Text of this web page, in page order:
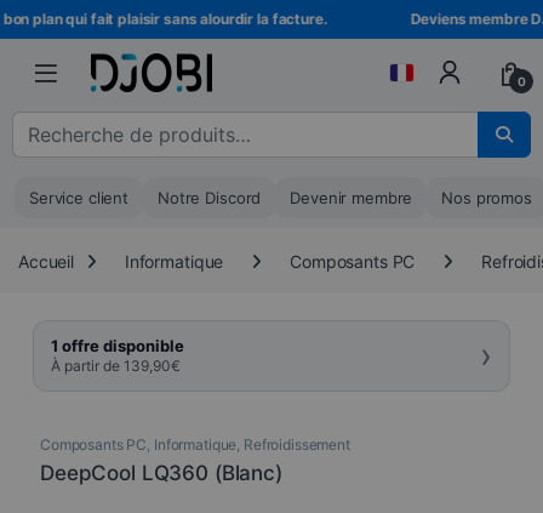
Skip to navigation
Skip to content
plan qui fait plaisir sans alourdir la facture. Deviens membre
0
Recherche pour :
Service client Notre Discord Devenir membre Nos promos
Accueil Informatique Composants PC
1 offre disponible
À partir de 139,90€ ›
Composants PC, Informatique, Refroidissement
DeepCool LQ360 (Blanc)